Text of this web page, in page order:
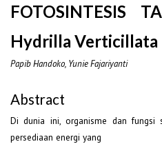
FOTOSINTESIS
Hydrilla Verticillata
Papib Handoko, Yunie Fajariyanti
Abstract
Di dunia ini, organisme dan fungsi
persediaan energi yang